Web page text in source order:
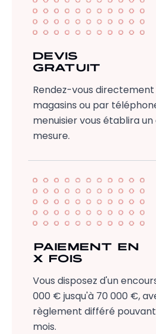
DEVIS
GRATUIT
Rendez-vous directement
magasins ou par
menuisier vous établira un
mesure.
PAIEMENT EN
X FOIS
Vous disposez d'un
000 € jusqu'à 70 000 €,
règlement différé pouvant
mois.